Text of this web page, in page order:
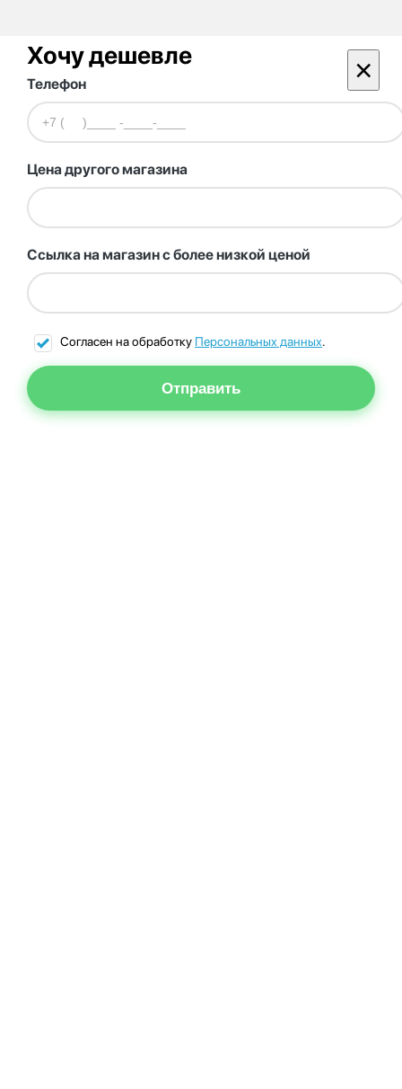
Хочу дешевле ×
Телефон
Цена другого магазина
Ссылка на магазин с более низкой ценой
Согласен на обработку Персональных данных.
Отправить